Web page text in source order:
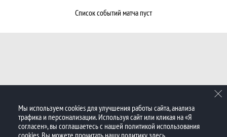
Список событий матча пуст
Мы используем cookies для улучшения работы сайта, анализа
трафика и персонализации. Используя сайт или кликая на «Я
согласен», вы соглашаетесь с нашей политикой использования
cookies. Вы можете прочитать нашу политикуздесь